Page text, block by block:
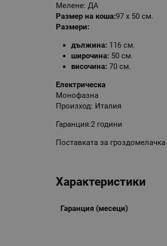
Мелене: ДА
Размер на коша:97 х 50 см.
Размери:
дължина: 116 см.
широчина: 50 см.
височина: 70 см.
Електрическа
Монофазна
Произход: Италия
Гаранция:2 години
Поставката за
Характеристики
Гаранция (месеци)